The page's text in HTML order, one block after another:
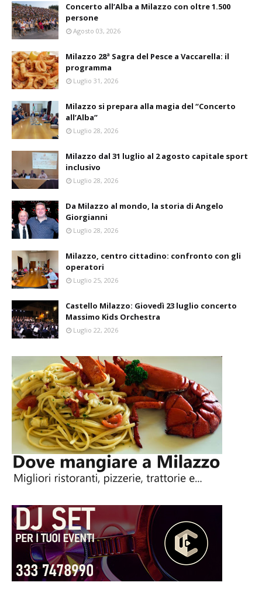
Concerto all’Alba a Milazzo con oltre 1.500
persone
Agosto 03, 2026
Milazzo 28ª Sagra del Pesce a Vaccarella: il
programma
Luglio 31, 2026
Milazzo si prepara alla magia del “Concerto
all’Alba”
Luglio 28, 2026
Milazzo dal 31 luglio al 2 agosto capitale sport
inclusivo
Luglio 28, 2026
Da Milazzo al mondo, la storia di Angelo
Giorgianni
Luglio 28, 2026
Milazzo, centro cittadino: confronto con gli
operatori
Luglio 25, 2026
Castello Milazzo: Giovedì 23 luglio concerto
Massimo Kids Orchestra
Luglio 22, 2026